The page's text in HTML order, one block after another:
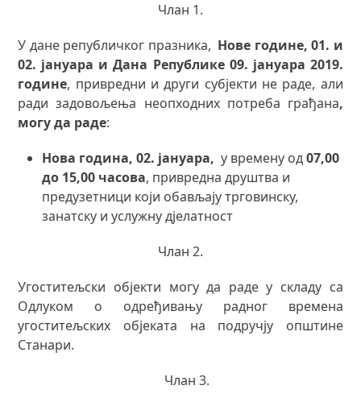
Члан 1.
У дане републичког празника, Новe године, 01. и
02. јануара и Дана Републике 09. јануара 2019.
године, привредни и други субјекти не раде, али
ради задовољења неопходних потреба грађана,
могу да раде:
Нова година, 02. jануара, у времену од07,00
до 15,00 часова, привредна друштва и
предузетници који обављају трговинску,
занатску и услужну дјелатност
Члан 2.
Угоститељски објекти могу да раде у складу са
Одлуком о одређивању радног времена
угоститељских објеката на подручју општине
Станари.
Члан 3.